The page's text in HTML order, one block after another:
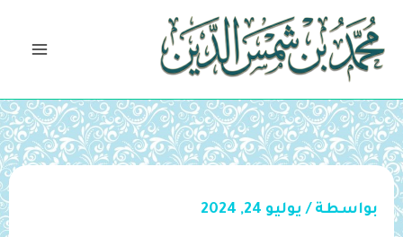
تخطي
المحتوى
بواسطة / يوليو 24, 2024